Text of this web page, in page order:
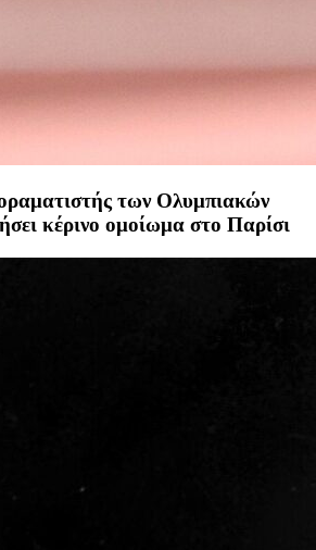
των Ολυμπιακών
κέρινο ομοίωμα στο Παρίσι